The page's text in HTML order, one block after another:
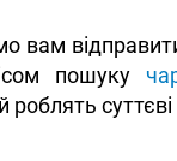
пошуку
роблять